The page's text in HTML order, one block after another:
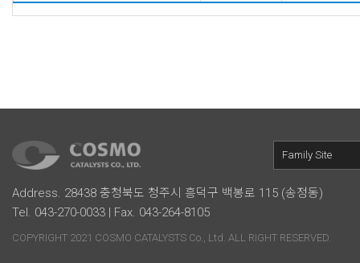
Address. 28438 충청북도 청주시 흥덕구 백봉로 115 (송정동)
Tel. 043-270-0033 | Fax. 043-264-8105
COPYRIGHT 2021 COSMO CATALYSTS Co., Ltd. ALL RIGHT RESERVED.
Family Site